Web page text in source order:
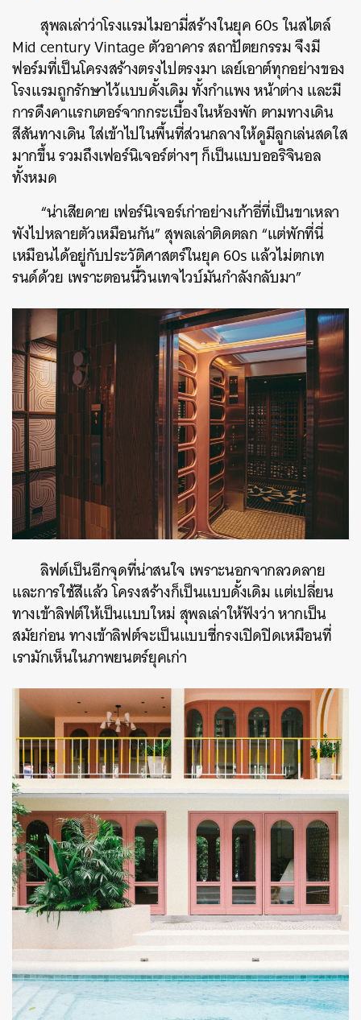
สุพลเล่าว่าโรงแรมไมอามี่สร้างในยุค 60s ในสไตล์
Mid century Vintageตัวอาคาร สถาปัตยกรรม จึงมี
ฟอร์มที่เป็นโครงสร้างตรงไปตรงมา เลย์เอาต์ทุกอย่างของ
โรงแรมถูกรักษาไว้แบบดั้งเดิม ทั้งกำแพง หน้าต่าง และมี
การดึงคาแรกเตอร์จากกระเบื้องในห้องพัก ตามทางเดิน
สีสันทางเดิน ใส่เข้าไปในพื้นที่ส่วนกลางให้ดูมีลูกเล่นสดใส
มากขึ้น รวมถึงเฟอร์นิเจอร์ต่างๆ ก็เป็นแบบออริจินอล
ทั้งหมด
“น่าเสียดาย เฟอร์นิเจอร์เก่าอย่างเก้าอี่ที่เป็นขาเหลา
พังไปหลายตัวเหมือนกัน” สุพลเล่าติดตลก “แต่พักที่นี่
เหมือนได้อยู่กับประวัติศาสตร์ในยุค 60s แล้วไม่ตกเท
รนด์ด้วย เพราะตอนนี้วินเทจไวบ์มันกำลังกลับมา”
ลิฟต์เป็นอีกจุดที่น่าสนใจ เพราะนอกจากลวดลาย
และการใช้สีแล้ว โครงสร้างก็เป็นแบบดั้งเดิม แต่เปลี่ยน
ทางเข้าลิฟต์ให้เป็นแบบใหม่ สุพลเล่าให้ฟังว่า หากเป็น
สมัยก่อน ทางเข้าลิฟต์จะเป็นแบบซี่กรงเปิดปิดเหมือนที่
เรามักเห็นในภาพยนตร์ยุคเก่า